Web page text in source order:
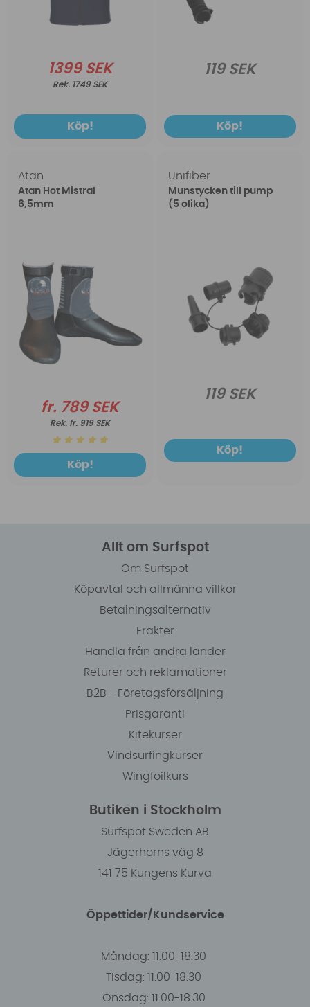
1399 SEK
1749 SEK
Köp!
119 SEK
Köp!
Atan
Atan Hot Mistral
6,5mm
fr. 789 SEK
fr. 919 SEK
Köp!
Unifiber
Munstycken till pump
(5 olika)
119 SEK
Köp!
Allt om Surfspot
Om Surfspot
Köpavtal och allmänna villkor
Betalningsalternativ
Frakter
Handla från andra länder
Returer och reklamationer
B2B - Företagsförsäljning
Prisgaranti
Kitekurser
Vindsurfingkurser
Wingfoilkurs
Butiken i Stockholm
Surfspot Sweden AB
Jägerhorns väg 8
141 75 Kungens Kurva
Öppettider/Kundservice
Måndag: 11.00-18.30
Tisdag: 11.00-18.30
Onsdag: 11.00-18.30